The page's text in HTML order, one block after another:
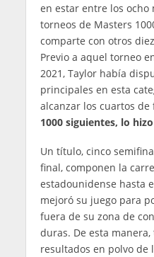
en estar entre los ocho
torneos de Masters
comparte con otros
Previo a aquel torneo
2021, Taylor había
principales en esta
alcanzar los cuartos de
1000 siguientes, lo
Un título, cinco
final, componen la
estadounidense hasta
mejoró su juego para
fuera de su zona de
duras. De esta
resultados en polvo de